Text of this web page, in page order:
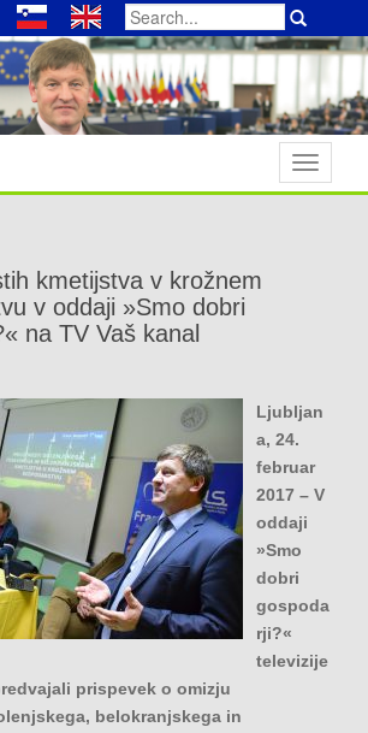
Search
for:
T
o
i
a
t
i
kmetijstva v krožnem
v oddaji »Smo dobri
na TV Vaš kanal
Ljubljan
a, 24.
februar
2017 – V
oddaji
»Smo
dobri
gospoda
rji?«
televizije
prispevek o omizju
belokranjskega in